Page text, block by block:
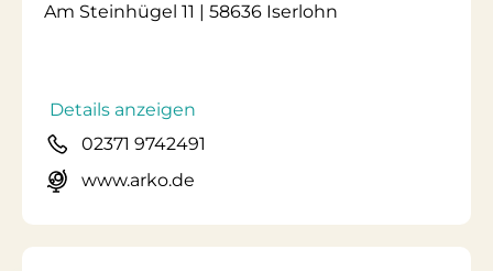
Am Steinhügel 11 | 58636 Iserlohn
Details anzeigen
02371 9742491
www.arko.de